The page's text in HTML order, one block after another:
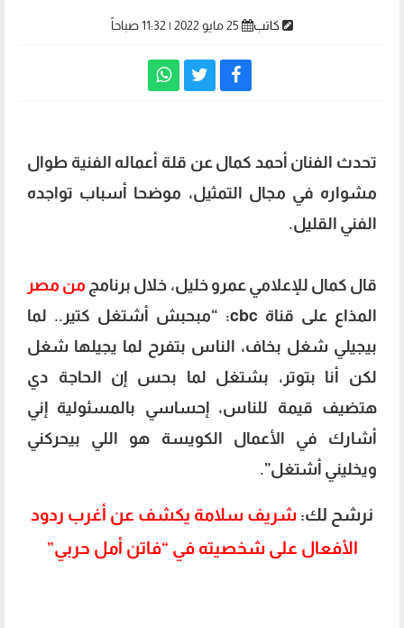
كاتب
تحدث الفنان أحمد كمال عن قلة أعماله الفنية طوال
مشواره في مجال التمثيل، موضحا أسباب تواجده
الفني القليل.
قال كمال للإعلامي عمرو خليل، خلال برنامج من مصر
المذاع على قناة cbc: “مبحبش أشتغل كتير.. لما
بيجيلي شغل بخاف، الناس بتفرح لما يجيلها شغل
لكن أنا بتوتر، بشتغل لما بحس إن الحاجة دي
هتضيف قيمة للناس، إحساسي بالمسئولية إني
أشارك في الأعمال الكويسة هو اللي بيحركني
ويخليني أشتغل”.
نرشح لك: شريف سلامة يكشف عن أغرب ردود
الأفعال على شخصيته في “فاتن أمل حربي”